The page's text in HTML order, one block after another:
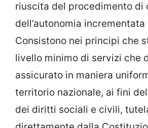
riuscita del procedimento di
dell’autonomia incrementata
Consistono nei principi che
livello minimo di servizi che
assicurato in maniera
territorio nazionale, ai fini
dei diritti sociali e civili,